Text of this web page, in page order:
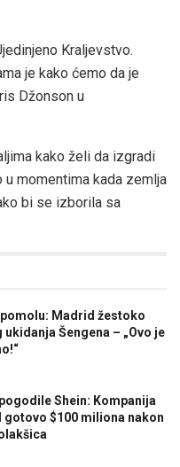
Kraljevstvo.
je kako ćemo da je
Džonson u
kako želi da izgradi
u momentima kada zemlja
bi se izborila sa
Madrid žestoko
Šengena – „Ovo je
Shein: Kompanija
$100 miliona nakon